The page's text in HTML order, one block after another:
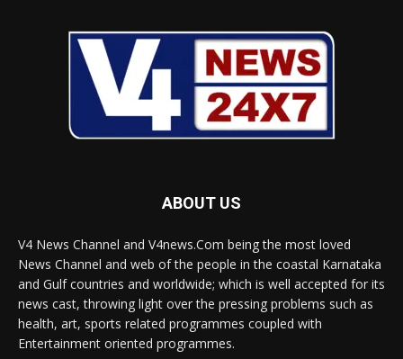
ABOUT US
V4 News Channel and V4news.Com being the most loved
News Channel and web of the people in the coastal Karnataka
and Gulf countries and worldwide; which is well accepted for its
news cast, throwing light over the pressing problems such as
health, art, sports related programmes coupled with
Entertainment oriented programmes.